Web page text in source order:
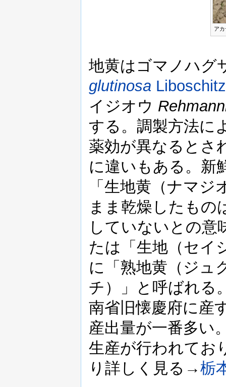
ア
地黄はゴマノハグ
glutinosa
イジオウ
する。調製方法に
薬効が異なるとさ
に違いもある。新
「生地黄（ナマ
まま乾燥したもの
していないとの意
たは「生地（セイ
に「熟地黄（ジュ
チ）」と呼ばれる
南省旧懐慶府に産
産出量が一番多い
生産が行われてお
り詳しく見る→栃